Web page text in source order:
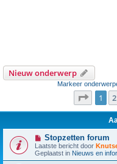
Nieuw onderwerp
Markeer
Pagina
1 2
Stopzetten forum
Laatste bericht door
Geplaatst in Nieuws en